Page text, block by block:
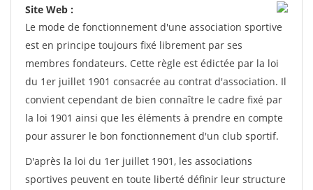
Site Web :
Le mode de fonctionnement d'une association sportive
est en principe toujours fixé librement par ses
membres fondateurs. Cette règle est édictée par la loi
du 1er juillet 1901 consacrée au contrat d'association. Il
convient cependant de bien connaître le cadre fixé par
la loi 1901 ainsi que les éléments à prendre en compte
pour assurer le bon fonctionnement d'un club sportif.
D'après la loi du 1er juillet 1901, les associations
sportives peuvent en toute liberté définir leur structure